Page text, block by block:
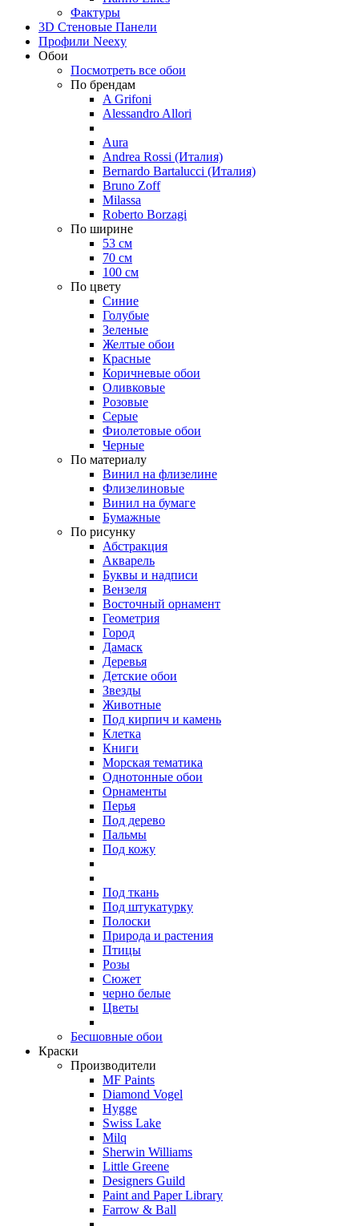
Фактуры
3D Стеновые Панели
Профили Neexy
Обои
Посмотреть все обои
По брендам
A Grifoni
Alessandro Allori
Aura
Andrea Rossi (Италия)
Bernardo Bartalucci (Италия)
Bruno Zoff
Milassa
Roberto Borzagi
По ширине
53 см
70 см
100 см
По цвету
Синие
Голубые
Зеленые
Желтые обои
Красные
Коричневые обои
Оливковые
Розовые
Серые
Фиолетовые обои
Черные
По материалу
Винил на флизелине
Флизелиновые
Винил на бумаге
Бумажные
По рисунку
Абстракция
Акварель
Буквы и надписи
Вензеля
Восточный орнамент
Геометрия
Город
Дамаск
Деревья
Детские обои
Звезды
Животные
Под кирпич и камень
Клетка
Книги
Морская тематика
Однотонные обои
Орнаменты
Перья
Под дерево
Пальмы
Под кожу
Под ткань
Под штукатурку
Полоски
Природа и растения
Птицы
Розы
Сюжет
черно белые
Цветы
Бесшовные обои
Краски
Производители
MF Paints
Diamond Vogel
Hygge
Swiss Lake
Milq
Sherwin Williams
Little Greene
Designers Guild
Paint and Paper Library
Farrow & Ball